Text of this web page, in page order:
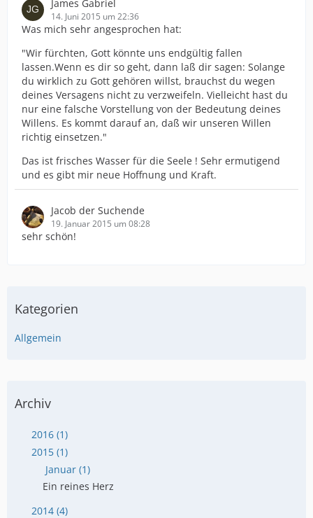
James Gabriel
14. Juni 2015 um 22:36
Was mich sehr angesprochen hat:
"Wir fürchten, Gott könnte uns endgültig fallen
lassen.Wenn es dir so geht, dann laß dir sagen: Solange
du wirklich zu Gott gehören willst, brauchst du wegen
deines Versagens nicht zu verzweifeln. Vielleicht hast du
nur eine falsche Vorstellung von der Bedeutung deines
Willens. Es kommt darauf an, daß wir unseren Willen
richtig einsetzen."
Das ist frisches Wasser für die Seele ! Sehr ermutigend
und es gibt mir neue Hoffnung und Kraft.
Jacob der Suchende
19. Januar 2015 um 08:28
sehr schön!
Kategorien
Allgemein
Archiv
2016 (1)
2015 (1)
Januar (1)
Ein reines Herz
2014 (4)